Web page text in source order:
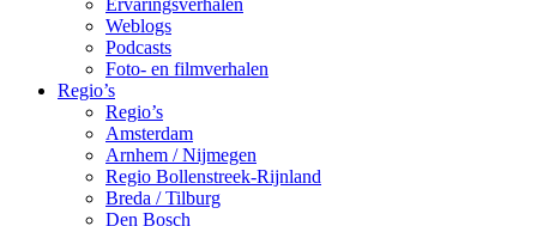
Ervaringsverhalen
Weblogs
Podcasts
Foto- en filmverhalen
Regio’s
Regio’s
Amsterdam
Arnhem / Nijmegen
Regio Bollenstreek-Rijnland
Breda / Tilburg
Den Bosch